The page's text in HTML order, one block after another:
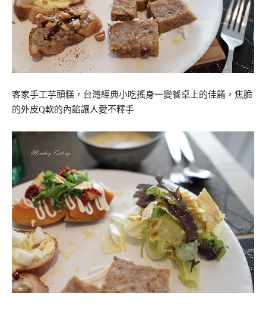
客家手工芋頭糕，台灣經典小吃搖身一變餐桌上的佳餚，焦脆
的外皮Q軟的內餡讓人愛不釋手